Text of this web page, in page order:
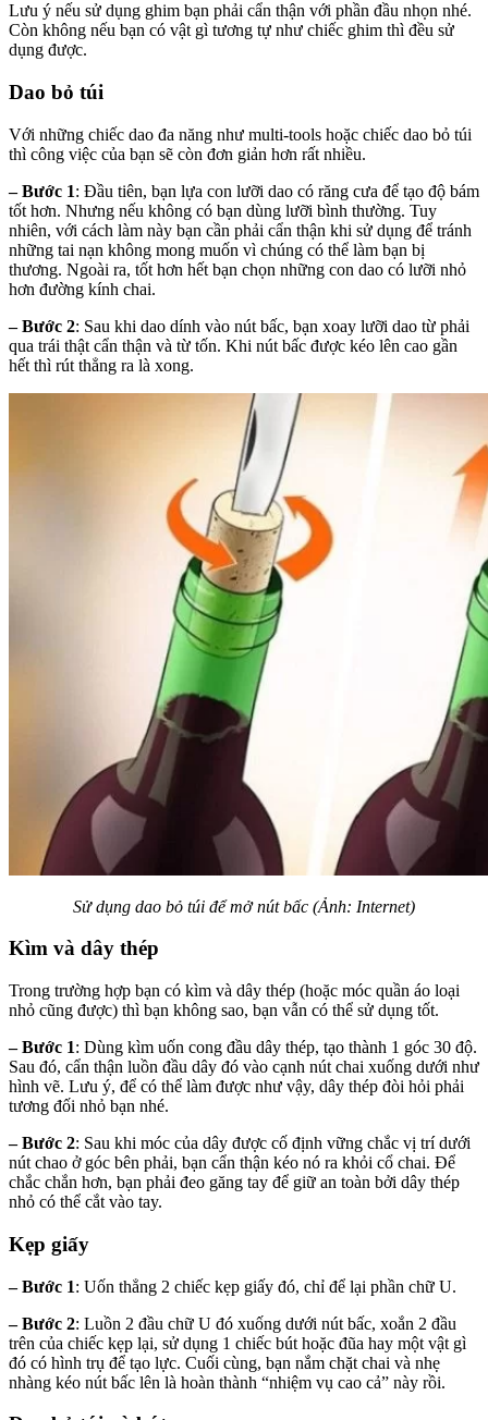
Lưu ý nếu sử dụng ghim bạn phải cẩn thận với phần đầu nhọn nhé.
Còn không nếu bạn có vật gì tương tự như chiếc ghim thì đều sử
dụng được.
Dao bỏ túi
Với những chiếc dao đa năng như multi-tools hoặc chiếc dao bỏ túi
thì công việc của bạn sẽ còn đơn giản hơn rất nhiều.
– Bước 1: Đầu tiên, bạn lựa con lưỡi dao có răng cưa để tạo độ bám
tốt hơn. Nhưng nếu không có bạn dùng lưỡi bình thường. Tuy
nhiên, với cách làm này bạn cần phải cẩn thận khi sử dụng để tránh
những tai nạn không mong muốn vì chúng có thể làm bạn bị
thương. Ngoài ra, tốt hơn hết bạn chọn những con dao có lưỡi nhỏ
hơn đường kính chai.
– Bước 2: Sau khi dao dính vào nút bấc, bạn xoay lưỡi dao từ phải
qua trái thật cẩn thận và từ tốn. Khi nút bấc được kéo lên cao gần
hết thì rút thẳng ra là xong.
Sử dụng dao bỏ túi để mở nút bấc (Ảnh: Internet)
Kìm và dây thép
Trong trường hợp bạn có kìm và dây thép (hoặc móc quần áo loại
nhỏ cũng được) thì bạn không sao, bạn vẫn có thể sử dụng tốt.
– Bước 1: Dùng kìm uốn cong đầu dây thép, tạo thành 1 góc 30 độ.
Sau đó, cẩn thận luồn đầu dây đó vào cạnh nút chai xuống dưới như
hình vẽ. Lưu ý, để có thể làm được như vậy, dây thép đòi hỏi phải
tương đối nhỏ bạn nhé.
– Bước 2: Sau khi móc của dây được cố định vững chắc vị trí dưới
nút chao ở góc bên phải, bạn cẩn thận kéo nó ra khỏi cổ chai. Để
chắc chắn hơn, bạn phải đeo găng tay để giữ an toàn bởi dây thép
nhỏ có thể cắt vào tay.
Kẹp giấy
– Bước 1: Uốn thẳng 2 chiếc kẹp giấy đó, chỉ để lại phần chữ U.
– Bước 2: Luồn 2 đầu chữ U đó xuống dưới nút bấc, xoắn 2 đầu
trên của chiếc kẹp lại, sử dụng 1 chiếc bút hoặc đũa hay một vật gì
đó có hình trụ để tạo lực. Cuối cùng, bạn nắm chặt chai và nhẹ
nhàng kéo nút bấc lên là hoàn thành “nhiệm vụ cao cả” này rồi.